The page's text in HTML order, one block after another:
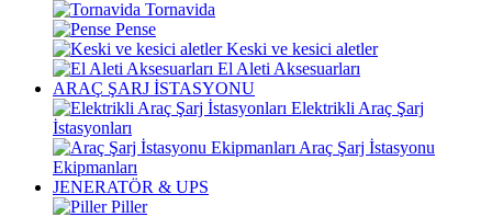
Tornavida
Pense
Keski ve kesici aletler
El Aleti Aksesuarları
ARAÇ ŞARJ İSTASYONU
Elektrikli Araç Şarj
İstasyonları
Araç Şarj İstasyonu
Ekipmanları
JENERATÖR & UPS
Piller